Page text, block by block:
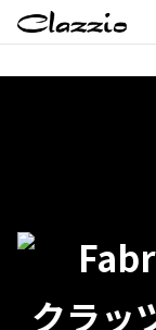
クラッ